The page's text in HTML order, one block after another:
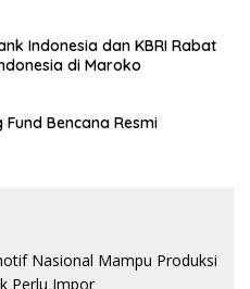
Indonesia dan KBRI Rabat
di Maroko
Bencana Resmi